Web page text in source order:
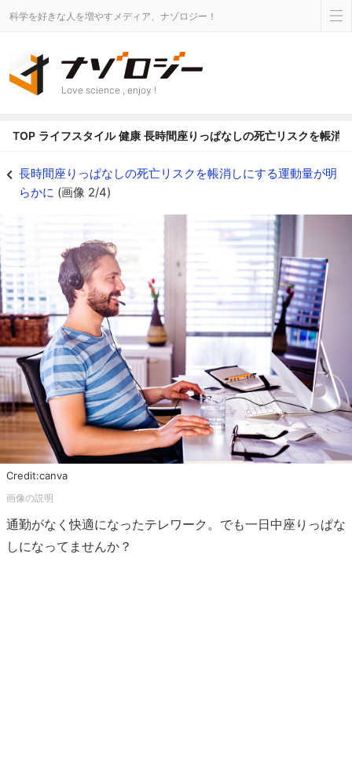
科学を好きな人を増やすメディア、ナゾロジー！
Love science , enjoy !
TOP ライフスタイル 健康 長時間座りっぱなしの死亡リスクを帳消
長時間座りっぱなしの死亡リスクを帳消しにする運動量が明
らかに (画像 2/4)
Credit:canva
通勤がなく快適になったテレワーク。でも一日中座りっぱな
しになってませんか？